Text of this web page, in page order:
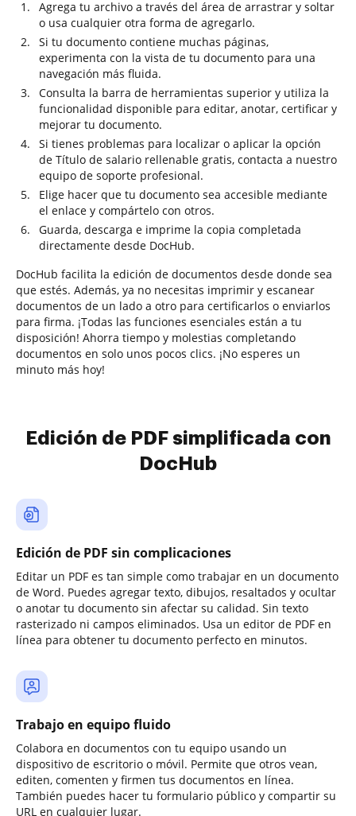
Agrega tu archivo a través del área de arrastrar y soltar
o usa cualquier otra forma de agregarlo.
Si tu documento contiene muchas páginas,
experimenta con la vista de tu documento para una
navegación más fluida.
Consulta la barra de herramientas superior y utiliza la
funcionalidad disponible para editar, anotar, certificar y
mejorar tu documento.
Si tienes problemas para localizar o aplicar la opción
de Título de salario rellenable gratis, contacta a nuestro
equipo de soporte profesional.
Elige hacer que tu documento sea accesible mediante
el enlace y compártelo con otros.
Guarda, descarga e imprime la copia completada
directamente desde DocHub.
DocHub facilita la edición de documentos desde donde sea
que estés. Además, ya no necesitas imprimir y escanear
documentos de un lado a otro para certificarlos o enviarlos
para firma. ¡Todas las funciones esenciales están a tu
disposición! Ahorra tiempo y molestias completando
documentos en solo unos pocos clics. ¡No esperes un
minuto más hoy!
Edición de PDF simplificada con
DocHub
Edición de PDF sin complicaciones
Editar un PDF es tan simple como trabajar en un documento
de Word. Puedes agregar texto, dibujos, resaltados y ocultar
o anotar tu documento sin afectar su calidad. Sin texto
rasterizado ni campos eliminados. Usa un editor de PDF en
línea para obtener tu documento perfecto en minutos.
Trabajo en equipo fluido
Colabora en documentos con tu equipo usando un
dispositivo de escritorio o móvil. Permite que otros vean,
editen, comenten y firmen tus documentos en línea.
También puedes hacer tu formulario público y compartir su
URL en cualquier lugar.